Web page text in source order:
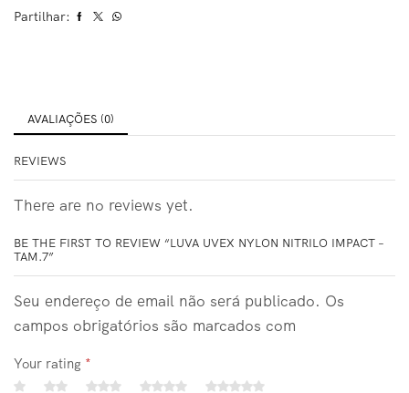
Partilhar:
AVALIAÇÕES (0)
REVIEWS
There are no reviews yet.
BE THE FIRST TO REVIEW “LUVA UVEX NYLON NITRILO IMPACT –
TAM.7”
Seu endereço de email não será publicado. Os
campos obrigatórios são marcados com
Your rating *